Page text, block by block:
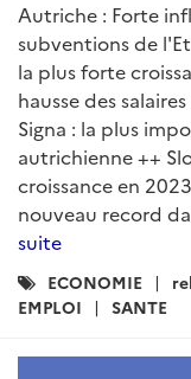
Autriche : Forte
subventions de
la plus forte
hausse des
Signa : la plus
autrichienne ++
croissance en
nouveau record
suite
Catégories
:
ECONOMIE
EMPLOI
SANTE